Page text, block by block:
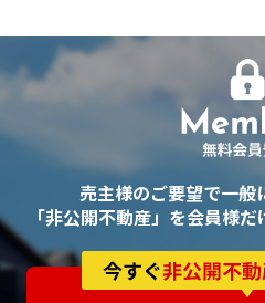
売主様のご要望で一般
「非公開不動産」を会員様だ